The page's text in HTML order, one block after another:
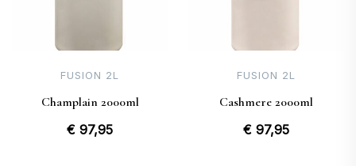
FUSION 2L
Champlain 2000ml
€ 97,95
FUSION 2L
Cashmere 2000ml
€97,95